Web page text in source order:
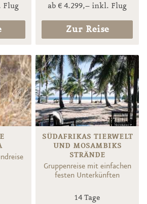
Flug
ab € 4.299,– inkl. Flug
Zur Reise
SÜDAFRIKAS TIERWELT
UND MOSAMBIKS
STRÄNDE
Gruppenreise mit einfachen
festen Unterkünften
14 Tage